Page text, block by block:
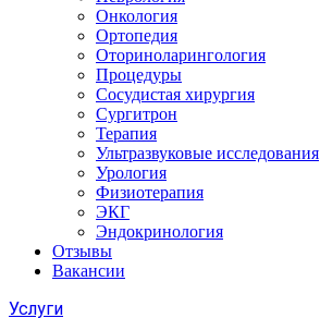
Онкология
Ортопедия
Оториноларингология
Процедуры
Сосудистая хирургия
Сургитрон
Терапия
Ультразвуковые исследования
Урология
Физиотерапия
ЭКГ
Эндокринология
Отзывы
Вакансии
Услуги